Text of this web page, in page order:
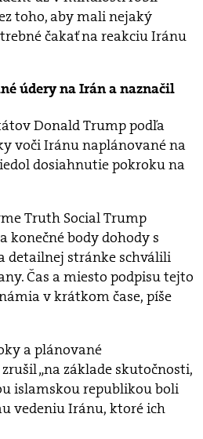
toho, aby mali nejaký
čakať na reakciu Iránu
údery na Irán a naznačil
Donald Trump podľa
voči Iránu naplánované na
dosiahnutie pokroku na
Truth Social Trump
konečné body dohody s
detailnej stránke schválili
Čas a miesto podpisu tejto
v krátkom čase, píše
a plánované
„na základe skutočnosti,
islamskou republikou boli
vedeniu Iránu, ktoré ich